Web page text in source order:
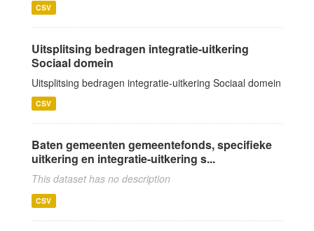
CSV
Uitsplitsing bedragen integratie-uitkering
Sociaal domein
Uitsplitsing bedragen integratie-uitkering Sociaal domein
CSV
Baten gemeenten gemeentefonds, specifieke
uitkering en integratie-uitkering s...
This dataset has no description
CSV